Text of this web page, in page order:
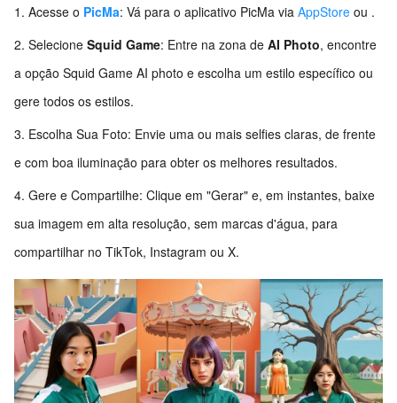
Acesse o PicMa: Vá para o aplicativo PicMa via AppStore ou .
Selecione Squid Game: Entre na zona de AI Photo, encontre
a opção Squid Game AI photo e escolha um estilo específico ou
gere todos os estilos.
Escolha Sua Foto: Envie uma ou mais selfies claras, de frente
e com boa iluminação para obter os melhores resultados.
Gere e Compartilhe: Clique em "Gerar" e, em instantes, baixe
sua imagem em alta resolução, sem marcas d'água, para
compartilhar no TikTok, Instagram ou X.